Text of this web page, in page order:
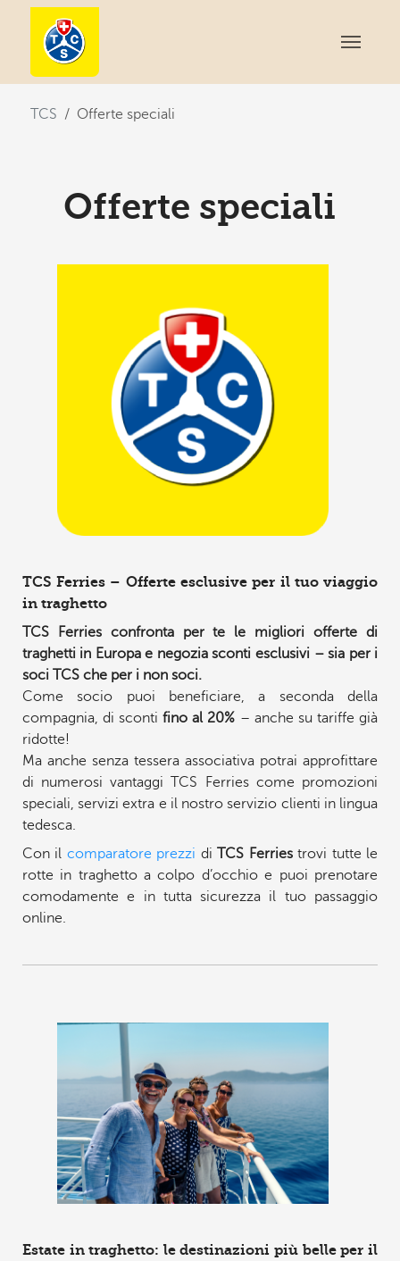
TCS Offerte speciali
Offerte speciali
TCS Ferries – Offerte esclusive per il tuo viaggio
in traghetto
TCS Ferries confronta per te le migliori offerte di
traghetti in Europa e negozia sconti esclusivi – sia per i
soci TCS che per i non soci.
Come socio puoi beneficiare, a seconda della
compagnia, di scontifino al 20% – anche su tariffe già
ridotte!
Ma anche senza tessera associativa potrai approfittare
di numerosi vantaggi TCS Ferries come promozioni
speciali, servizi extra e il nostro servizio clienti in lingua
tedesca.
Con il comparatore prezzi diTCS Ferriestrovi tutte le
rotte in traghetto a colpo d’occhio e puoi prenotare
comodamente e in tutta sicurezza il tuo passaggio
online.
Estate in traghetto: le destinazioni più belle per il